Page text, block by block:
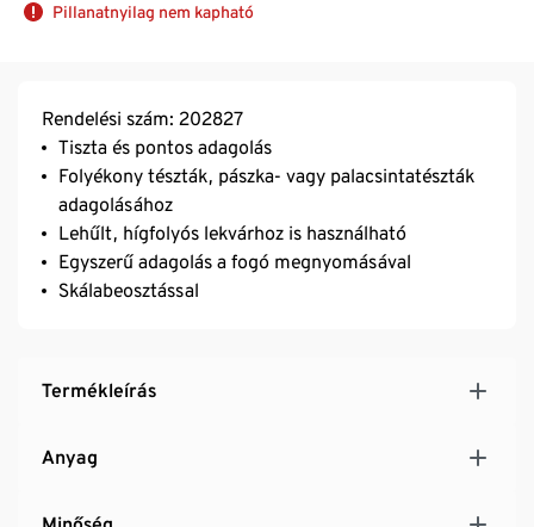
Pillanatnyilag nem kapható
Rendelési szám: 202827
Tiszta és pontos adagolás
Folyékony tészták, pászka- vagy palacsintatészták
adagolásához
Lehűlt, hígfolyós lekvárhoz is használható
Egyszerű adagolás a fogó megnyomásával
Skálabeosztással
Termékleírás
Anyag